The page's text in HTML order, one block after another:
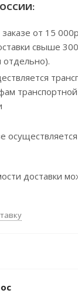
от 15
свыше
отдельно).
доставки